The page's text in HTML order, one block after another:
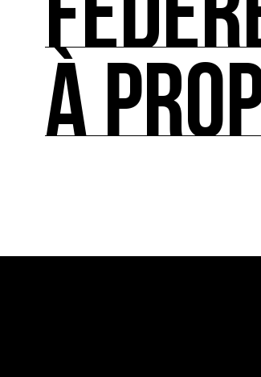
FÉDÉRER
Le répertoire des acteurs de
À